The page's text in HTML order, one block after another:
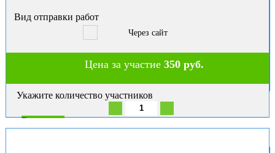
Вид отправки работ
Через сайт
Цена за участие350 руб.
Укажите количество участников
В корзину